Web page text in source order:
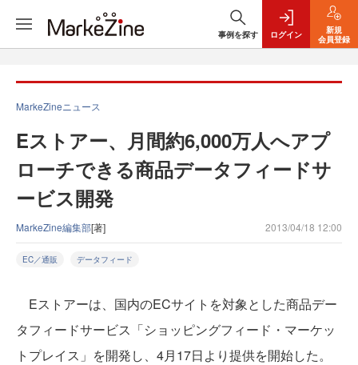
事例を探す ログイン
新規
会員登録
MarkeZineニュース
Eストアー、月間約6,000万人へアプ
ローチできる商品データフィードサ
ービス開発
MarkeZine編集部[著] 2013/04/18 12:00
EC／通販 データフィード
Eストアーは、国内のECサイトを対象とした商品デー
タフィードサービス「ショッピングフィード・マーケッ
トプレイス」を開発し、4月17日より提供を開始した。